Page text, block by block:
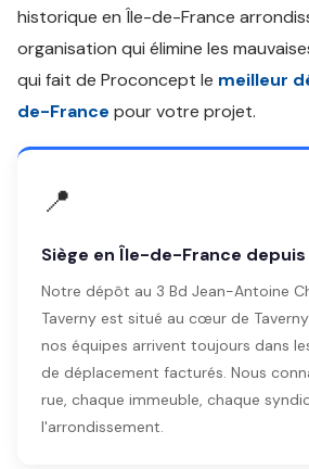
historique en Île-de-France
organisation qui élimine les
qui fait de Proconcept le meilleur
de-France pour votre projet.
📍
Siège en Île-de-France depuis
Notre dépôt au 3 Bd Jean-Antoine
Taverny est situé au cœur de
nos équipes arrivent toujours dans
de déplacement facturés. Nous
rue, chaque immeuble, chaque
l'arrondissement.